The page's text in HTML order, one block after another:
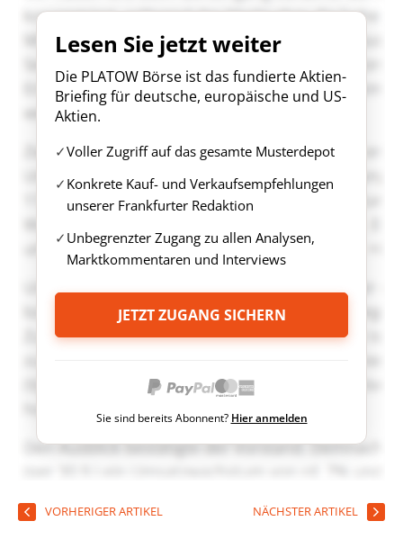
Lesen Sie jetzt weiter
Die PLATOW Börse ist das fundierte Aktien-
Briefing für deutsche, europäische und US-
Aktien.
Voller Zugriff auf das gesamte Musterdepot
Konkrete Kauf- und Verkaufsempfehlungen
unserer Frankfurter Redaktion
Unbegrenzter Zugang zu allen Analysen,
Marktkommentaren und Interviews
JETZT ZUGANG SICHERN
Sie sind bereits Abonnent? Hier anmelden
VORHERIGER ARTIKEL NÄCHSTER ARTIKEL